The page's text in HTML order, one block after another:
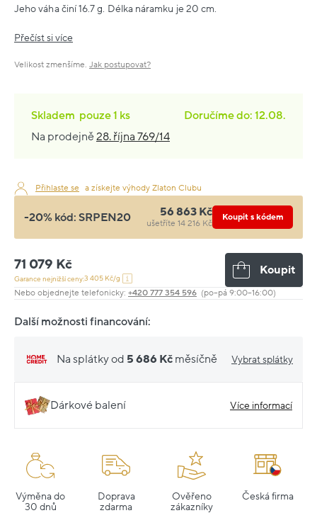
Jeho váha činí 16.7 g. Délka náramku je 20 cm.
Přečíst si více
Velikost zmenšíme. Jak postupovat?
Skladem pouze1 ks
Doručíme do: 12.08.
Na prodejně28. října 769/14
Přihlaste se a získejte výhody Zlaton Clubu
-20% kód: SRPEN20 56 863 Kč
ušetříte 14 216 Kč
Koupit s kódem
71 079 Kč
Garance nejnižší ceny:3 405 Kč/g
Koupit
Nebo objednejte telefonicky: +420 777 354 596 (po–pá 9:00–16:00)
Další možnosti financování:
Na splátky od 5 686 Kč měsíčně Vybrat splátky
Dárkové balení Více informací
Výměna do
30 dnů
Doprava
zdarma
Ověřeno
zákazníky
Česká firma